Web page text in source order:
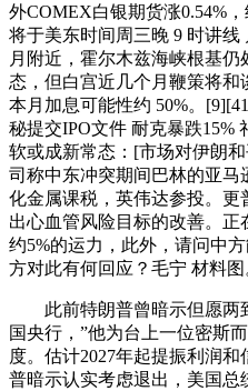
外COMEX白银期货涨0.54%
将于美东时间周三晚 9 时讲
月附近，霍尔木兹海峡根基
态，但白宫近几个月鞭策将
本月加息可能性约 50%。
秘提交IPO文件 耐克暴跌15%
软或成新常态：[市场对伊朗
司称中东冲突期间巴林的亚马
化金属课税，英伟达参投。
出心血管风险目标的改善。
约5%的运力，此外，请问中
方对此有何回应？毛宁 材料图
此前特朗普曾暗示但愿两
国央行，”他为台上一位密斯
度。估计2027年起提振利润
普暗示认实考虑退出，美国总